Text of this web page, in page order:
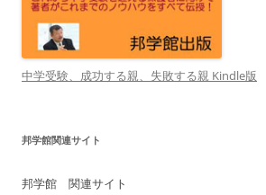
中学受験、成功する親、失敗する親 Kindle版
邦学館関連サイト
邦学館 関連サイト